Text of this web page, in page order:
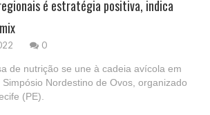
é estratégia positiva, indica
0
de nutrição se une à cadeia avícola em
Nordestino de Ovos, organizado
(PE).